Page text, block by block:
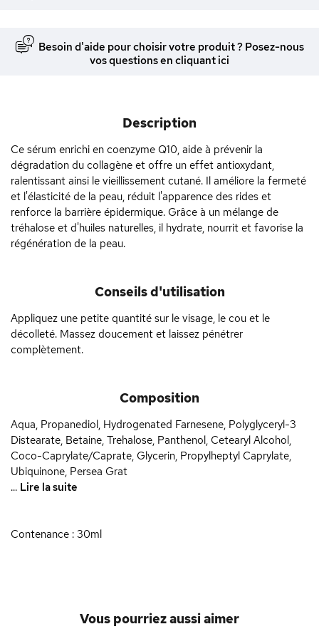
Besoin d'aide pour choisir votre produit ? Posez-nous
vos questions en cliquant ici
Description
Ce sérum enrichi en coenzyme Q10, aide à prévenir la
dégradation du collagène et offre un effet antioxydant,
ralentissant ainsi le vieillissement cutané. Il améliore la fermeté
et l'élasticité de la peau, réduit l'apparence des rides et
renforce la barrière épidermique. Grâce à un mélange de
tréhalose et d'huiles naturelles, il hydrate, nourrit et favorise la
régénération de la peau.
Conseils d'utilisation
Appliquez une petite quantité sur le visage, le cou et le
décolleté. Massez doucement et laissez pénétrer
complètement.
Composition
Aqua, Propanediol, Hydrogenated Farnesene, Polyglyceryl-3
Distearate, Betaine, Trehalose, Panthenol, Cetearyl Alcohol,
Coco-Caprylate/Caprate, Glycerin, Propylheptyl Caprylate,
Ubiquinone, Persea Grat
... Lire la suite
Contenance : 30ml
Vous pourriez aussi aimer